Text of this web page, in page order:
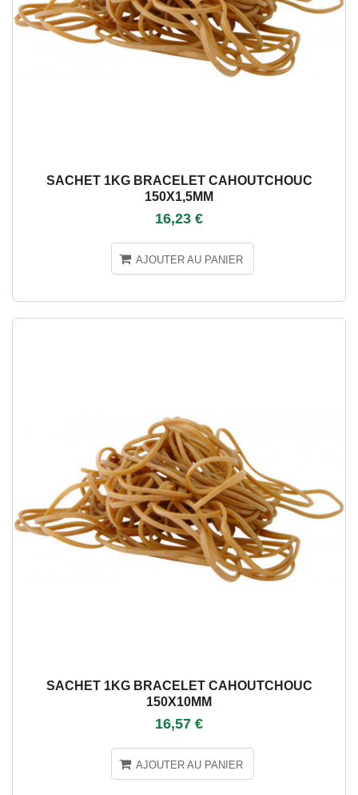
SACHET 1KG BRACELET CAHOUTCHOUC
150X1,5MM
16,23 €
AJOUTER AU PANIER
SACHET 1KG BRACELET CAHOUTCHOUC
150X10MM
16,57 €
AJOUTER AU PANIER